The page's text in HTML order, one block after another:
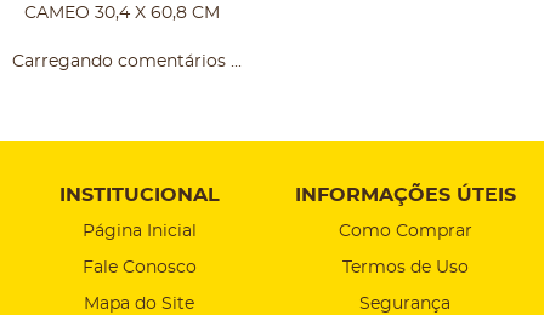
CAMEO 30,4 X 60,8 CM
Carregando comentários ...
INSTITUCIONAL
Página Inicial
Fale Conosco
Mapa do Site
INFORMAÇÕES ÚTEIS
Como Comprar
Termos de Uso
Segurança